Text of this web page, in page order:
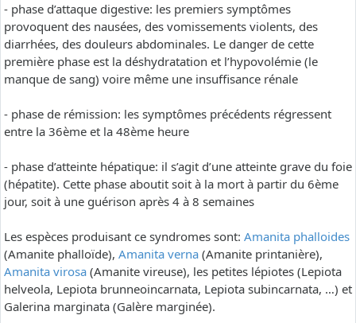
- phase d’attaque digestive: les premiers symptômes
provoquent des nausées, des vomissements violents, des
diarrhées, des douleurs abdominales. Le danger de cette
première phase est la déshydratation et l’hypovolémie (le
manque de sang) voire même une insuffisance rénale
- phase de rémission: les symptômes précédents régressent
entre la 36ème et la 48ème heure
- phase d’atteinte hépatique: il s’agit d’une atteinte grave du foie
(hépatite). Cette phase aboutit soit à la mort à partir du 6ème
jour, soit à une guérison après 4 à 8 semaines
Les espèces produisant ce syndromes sont: Amanita phalloides
(Amanite phalloïde), Amanita verna (Amanite printanière),
Amanita virosa (Amanite vireuse), les petites lépiotes (Lepiota
helveola, Lepiota brunneoincarnata, Lepiota subincarnata, …) et
Galerina marginata (Galère marginée).